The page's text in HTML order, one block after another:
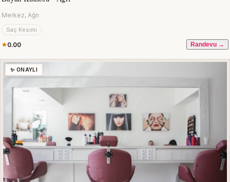
Merkez, Ağrı
Saç Kesimi
0.00 Randevu →
✨ ONAYLI